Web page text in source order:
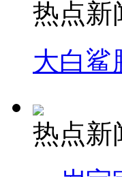
热点新
大白鲨
热点新